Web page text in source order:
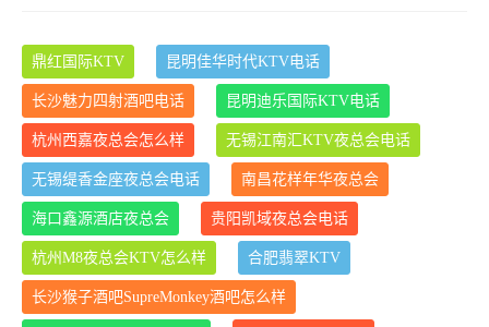
鼎红国际KTV 昆明佳华时代KTV电话
长沙魅力四射酒吧电话 昆明迪乐国际KTV电话
杭州西嘉夜总会怎么样 无锡江南汇KTV夜总会电话
无锡缇香金座夜总会电话 南昌花样年华夜总会
海口鑫源酒店夜总会 贵阳凯域夜总会电话
杭州M8夜总会KTV怎么样 合肥翡翠KTV
长沙猴子酒吧SupreMonkey酒吧怎么样